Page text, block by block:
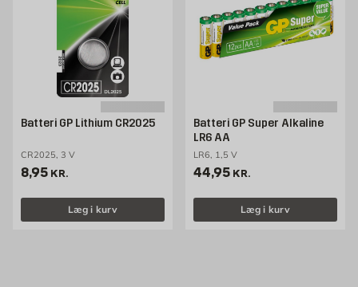
Batteri GP Lithium CR2025
CR2025, 3 V
Pris 8.95 kr. /stk
8,95 KR.
Læg i kurv
Batteri GP Super Alkaline
LR6 AA
LR6, 1,5 V
Pris 44.95 kr. /stk
44,95 KR.
Læg i kurv